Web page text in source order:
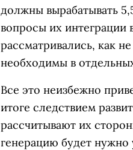
должны вырабатывать
вопросы их
рассматривались, как
необходимы в
Все это неизбежно
итоге следствием
рассчитывают их
генерацию будет нужно